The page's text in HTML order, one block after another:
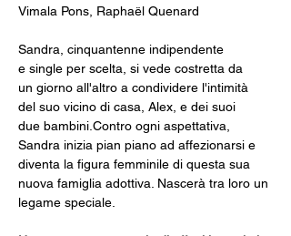
Vimala Pons, Raphaël Quenard
Sandra, cinquantenne indipendente
e single per scelta, si vede costretta da
un giorno all'altro a condividere l'intimità
del suo vicino di casa, Alex, e dei suoi
due bambini.Contro ogni aspettativa,
Sandra inizia pian piano ad affezionarsi e
diventa la figura femminile di questa sua
nuova famiglia adottiva. Nascerà tra loro un
legame speciale.